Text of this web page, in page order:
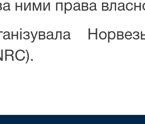
ними права